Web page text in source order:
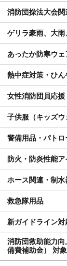
消防団操法大会関
ゲリラ豪雨、大
あったか防寒ウ
熱中症対策・ひ
女性消防団員応援
子供服（キッズ
警備用品・パトロ
防火・防炎性能ア
ホース関連・制水
救急隊用品
新ガイドライン対
消防団救助能力
備費補助金） 対